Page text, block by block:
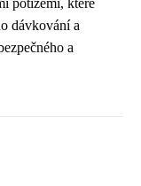
dávkování a
a